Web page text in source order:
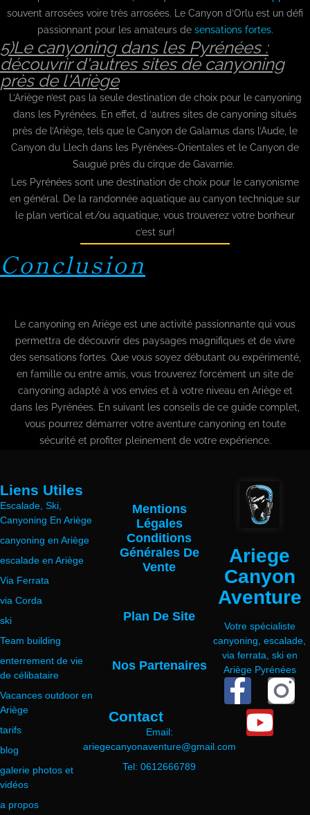
souvent arrosées voire très arrosées. Le Canyon d’Orlu est un défi
passionnant pour les amateurs desensations fortes.
5)Le canyoning dans les Pyrénées :
découvrir d'autres sites de canyoning
près de l'Ariège
L’Ariège n’est pas la seule destination de choix pour le canyoning
dans les Pyrénées. En effet, d ‘autres sites de canyoning situés
près de l’Ariège, tels que le Canyon de Galamus dans l’Aude, le
Canyon du Llech dans les Pyrénées-Orientales et le Canyon de
Saugué près du cirque de Gavarnie.
Les Pyrénées sont une destination de choix pour le canyonisme
en général. De la randonnée aquatique au canyon technique sur
le plan vertical et/ou aquatique, vous trouverez votre bonheur
c’est sur!
Conclusion
Le canyoning en Ariège est une activité passionnante qui vous
permettra de découvrir des paysages magnifiques et de vivre
des sensations fortes. Que vous soyez débutant ou expérimenté,
en famille ou entre amis, vous trouverez forcément un site de
canyoning adapté à vos envies et à votre niveau en Ariège et
dans les Pyrénées. En suivant les conseils de ce guide complet,
vous pourrez démarrer votre aventure canyoning en toute
sécurité et profiter pleinement de votre expérience.
Ariege
Canyon
Aventure
Votre spécialiste
canyoning, escalade,
via ferrata, ski en
Ariège Pyrénées
Liens Utiles
Escalade, Ski,
Canyoning En Ariège
canyoning en Ariège
escalade en Ariège
Via Ferrata
via Corda
ski
Team building
enterrement de vie
de célibataire
Vacances outdoor en
Ariège
tarifs
blog
galerie photos et
vidéos
a propos
Mentions
Légales
Conditions
Générales De
Vente
Plan De Site
Nos Partenaires
Contact
Email:
ariegecanyonaventure@gmail.com
Tel: 0612666789